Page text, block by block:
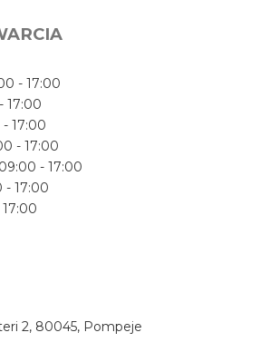
- 17:00
17:00
- 17:00
- 17:00
17:00
2, 80045, Pompeje